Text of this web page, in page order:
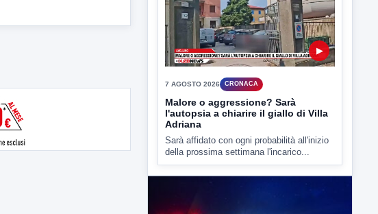
7 AGOSTO 2026
Malore o aggressione? Sarà
l'autopsia a chiarire il giallo di Villa
Adriana
della prossima settimana l'incarico...